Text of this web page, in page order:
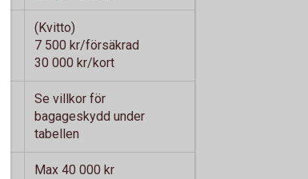
(Kvitto)
7 500 kr/försäkrad
30 000 kr/kort
Se villkor för
bagageskydd under
tabellen
Max 40 000 kr